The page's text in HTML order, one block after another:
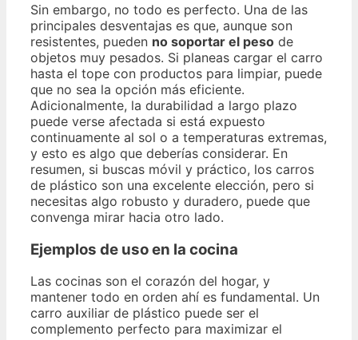
Sin embargo, no todo es perfecto. Una de las
principales desventajas es que, aunque son
resistentes, pueden no soportar el peso de
objetos muy pesados. Si planeas cargar el carro
hasta el tope con productos para limpiar, puede
que no sea la opción más eficiente.
Adicionalmente, la durabilidad a largo plazo
puede verse afectada si está expuesto
continuamente al sol o a temperaturas extremas,
y esto es algo que deberías considerar. En
resumen, si buscas móvil y práctico, los carros
de plástico son una excelente elección, pero si
necesitas algo robusto y duradero, puede que
convenga mirar hacia otro lado.
Ejemplos de uso en la cocina
Las cocinas son el corazón del hogar, y
mantener todo en orden ahí es fundamental. Un
carro auxiliar de plástico puede ser el
complemento perfecto para maximizar el